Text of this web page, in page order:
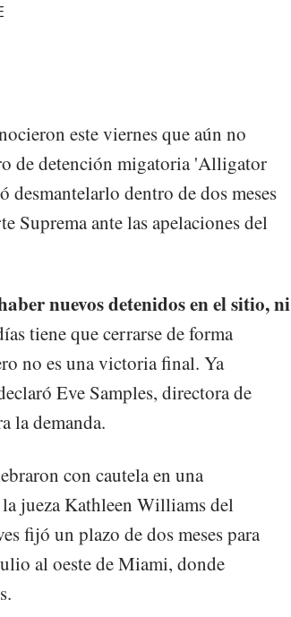
este viernes que aún no
de detención migatoria 'Alligator
desmantelarlo dentro de dos meses
Suprema ante las apelaciones del
nuevos detenidos en el sitio, ni
tiene que cerrarse de forma
no es una victoria final. Ya
Eve Samples, directora de
la demanda.
con cautela en una
jueza Kathleen Williams del
fijó un plazo de dos meses para
al oeste de Miami, donde